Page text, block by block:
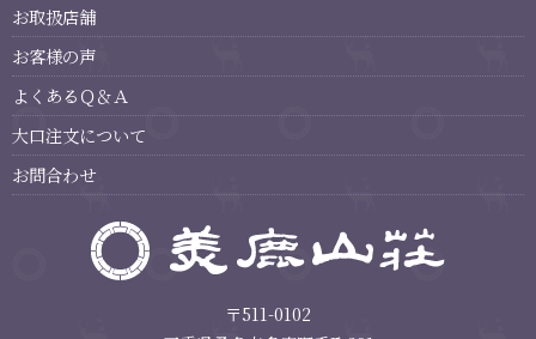
お取扱店舗
お客様の声
よくあるＱ＆Ａ
大口注文について
お問合わせ
〒511-0102